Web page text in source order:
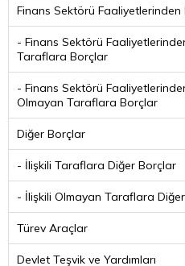
Finans Sektörü Faaliyetlerinden
- Finans Sektörü
Taraflara Borçlar
- Finans Sektörü
Olmayan Taraflara Borçlar
Diğer Borçlar
- İlişkili Taraflara Diğer Borçlar
- İlişkili Olmayan Taraflara
Türev Araçlar
Devlet Teşvik ve Yardımları